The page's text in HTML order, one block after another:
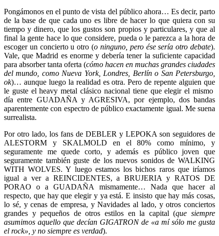
Pongámonos en el punto de vista del público ahora… Es decir, parto
de la base de que cada uno es libre de hacer lo que quiera con su
tiempo y dinero, que los gustos son propios y particulares, y que al
final la gente hace lo que considere, pueda o le parezca a la hora de
escoger un concierto u otro (o ninguno, pero ése sería otro debate).
Vale, que Madrid es enorme y debería tener la suficiente capacidad
para absorber tanta oferta (cómo hacen en muchas grandes ciudades
del mundo, como Nueva York, Londres, Berlín o San Petersburgo,
ok)… aunque luego la realidad es otra. Pero de repente alguien que
le guste el heavy metal clásico nacional tiene que elegir el mismo
día entre GUADAÑA y AGRESIVA, por ejemplo, dos bandas
aparentemente con espectro de público exactamente igual. Me suena
surrealista.
Por otro lado, los fans de DEBLER y LEPOKA son seguidores de
ALESTORM y SKALMOLD en el 80% como mínimo, y
seguramente me quede corto, y además es público joven que
seguramente también guste de los nuevos sonidos de WALKING
WITH WOLVES. Y luego estamos los bichos raros que iríamos
igual a ver a REINCIDENTES, a BRUJERIA y RATOS DE
PORAO o a GUADAÑA mismamente… Nada que hacer al
respecto, que hay que elegir y ya está. E insisto que hay más cosas,
lo sé, y cenas de empresa, y Navidades al lado, y otros conciertos
grandes y pequeños de otros estilos en la capital (que siempre
asumimos aquello que decían GIGATRON de «a mí sólo me gusta
el rock», y no siempre es verdad).